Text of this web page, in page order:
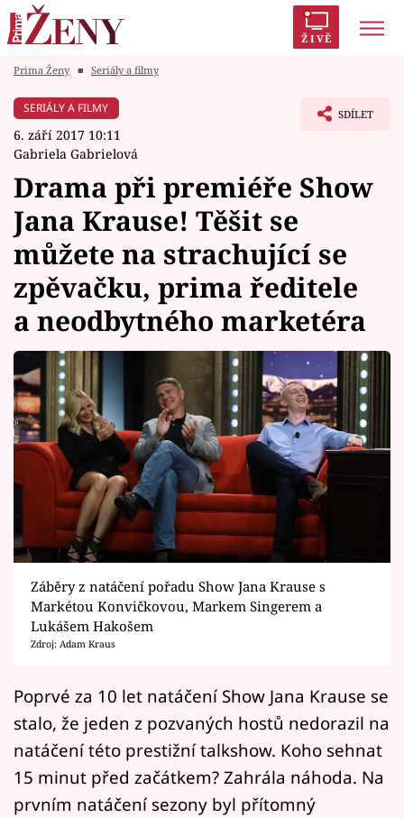
ŽIVĚ
Módní alarm
Témata
Celebrity
Vztahy
Seriály
Horoskopy
Sledujte prima+
Filmový festival Karlovy Vary
Pořady
Mámy sobě
Přihlášení
Sledujte nás
Prima Ženy ■ Seriály a filmy
SERIÁLY A FILMY
6. září 2017 10:11
Gabriela Gabrielová
SDÍLET
Drama při premiéře Show
Jana Krause! Těšit se
můžete na strachující se
zpěvačku, prima ředitele
a neodbytného marketéra
Záběry z natáčení pořadu Show Jana Krause s
Markétou Konvičkovou, Markem Singerem a
Lukášem Hakošem
Zdroj: Adam Kraus
Poprvé za 10 let natáčení Show Jana Krause se
stalo, že jeden z pozvaných hostů nedorazil na
natáčení této prestižní talkshow. Koho sehnat
15 minut před začátkem? Zahrála náhoda. Na
prvním natáčení sezony byl přítomný